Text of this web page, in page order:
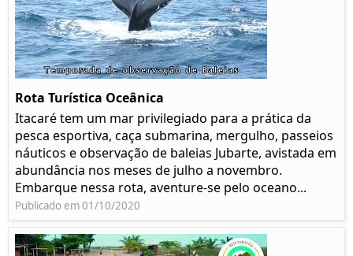
Rota Turística Oceânica
Itacaré tem um mar privilegiado para a prática da
pesca esportiva, caça submarina, mergulho, passeios
náuticos e observação de baleias Jubarte, avistada em
abundância nos meses de julho a novembro.
Embarque nessa rota, aventure-se pelo oceano...
Publicado em 01/10/2020